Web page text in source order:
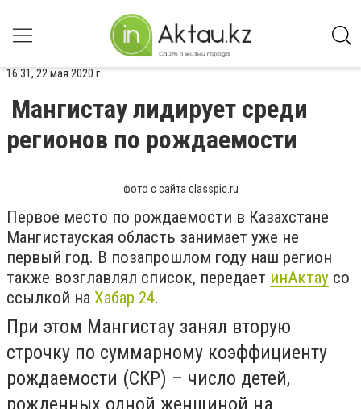
16:31, 22 мая 2020 г.
Мангистау лидирует среди
регионов по рождаемости
фото с сайта classpic.ru
Первое место по рождаемости в Казахстане
Мангистауская область занимает уже не
первый год. В позапрошлом году наш регион
также возглавлял список, передает инАктау со
ссылкой на Хабар 24.
При этом Мангистау занял вторую
строчку по суммарному коэффициенту
рождаемости (СКР) – число детей,
рожденных одной женщиной на